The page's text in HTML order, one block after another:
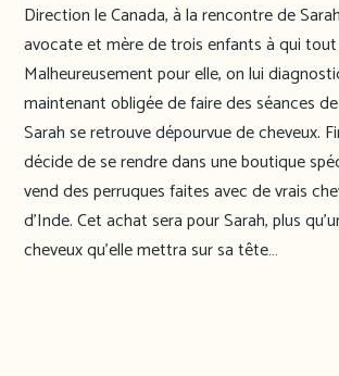
Direction le Canada, à la rencontre de
avocate et mère de trois enfants à qui tout
Malheureusement pour elle, on lui
maintenant obligée de faire des séances
Sarah se retrouve dépourvue de cheveux.
décide de se rendre dans une boutique
vend des perruques faites avec de vrais
d’Inde. Cet achat sera pour Sarah, plus
cheveux qu’elle mettra sur sa tête…